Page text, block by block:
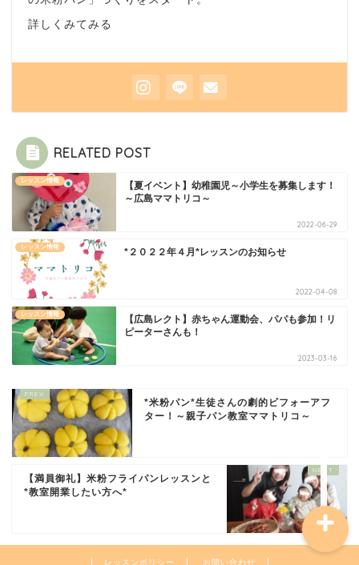
詳しくみてみる
RELATED POST
レッスン情報
【夏イベント】幼稚園児～小学生を募集します！
～広島ママトリコ～
2022-06-29
レッスン情報 *２０２２年４月*レッスンのお知らせ
2022-04-08
レッスン情報
【広島レクト】赤ちゃん運動会、パパも参加！リ
ピーターさんも！
2023-03-16
*米粉パン*生徒さんの劇的ビフォーアフ
ター！～親子パン教室ママトリコ～
【満員御礼】米粉フライパンレッスンと
*教室開業したい方へ*
レッスンポリシー お問い合わせ